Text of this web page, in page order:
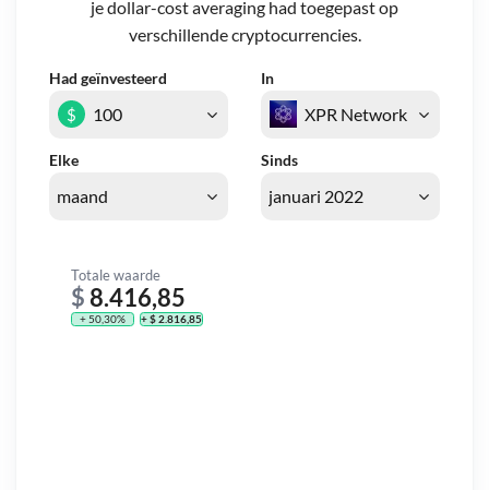
je dollar-cost averaging had toegepast op
verschillende cryptocurrencies.
Had geïnvesteerd In
Elke Sinds
$
Totale waarde
$ 8.416,85
+ 50,30% + $ 2.816,85